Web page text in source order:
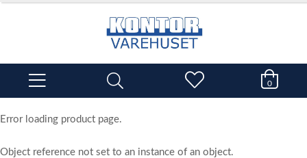
0
Error loading product page.
Object reference not set to an instance of an object.